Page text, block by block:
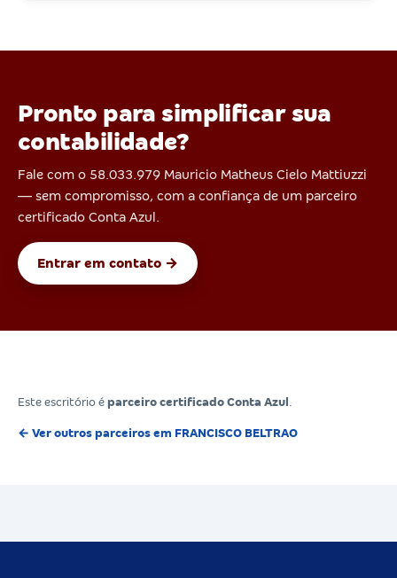
Pronto para simplificar sua
contabilidade?
Fale com o 58.033.979 Mauricio Matheus Cielo Mattiuzzi
— sem compromisso, com a confiança de um parceiro
certificado Conta Azul.
Entrar em contato →
Este escritório é parceiro certificado Conta Azul
← Ver outros parceiros em FRANCISCO BELTRAO